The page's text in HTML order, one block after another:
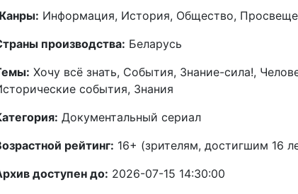
Информация, История, Общество,
производства: Беларусь
Хочу всё знать, События, Знание-сила!,
события, Знания
Документальный сериал
рейтинг: 16+ (зрителям, достигшим 16
доступен до: 2026-07-15 14:30:00